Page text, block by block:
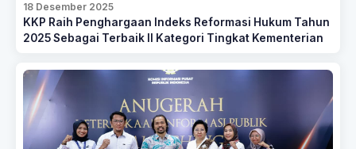
18 Desember 2025
KKP Raih Penghargaan Indeks Reformasi Hukum Tahun
2025 Sebagai Terbaik II Kategori Tingkat Kementerian